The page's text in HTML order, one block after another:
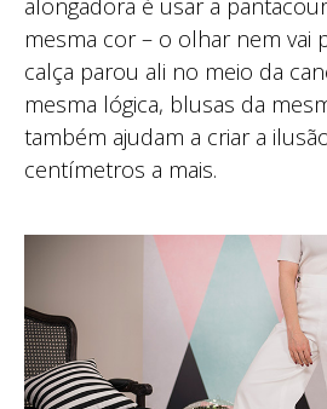
alongadora é usar a
mesma cor – o olhar nem vai
calça parou ali no meio da
mesma lógica, blusas da
também ajudam a criar a
centímetros a mais.